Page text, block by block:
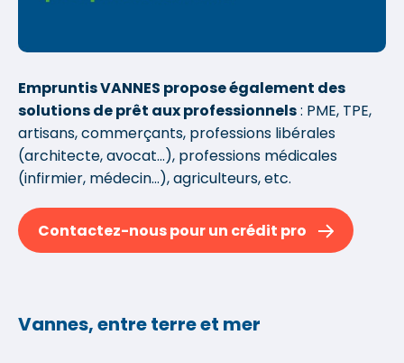
Empruntis VANNES propose également des
solutions de prêt aux professionnels: PME, TPE,
artisans, commerçants, professions libérales
(architecte, avocat...), professions médicales
(infirmier, médecin...), agriculteurs, etc.
Contactez-nous pour un crédit pro
Vannes, entre terre et mer